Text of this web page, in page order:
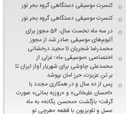
کنسرت موسیقی دستگاهی گروه بحر نور
کنسرت موسیقی دستگاهی گروه بحر نور
در سه ماه نخست سال، 56 مجوز برای
آلبوم‌های موسیقی صادر شد از مجوز
محمدرضا شجریان تا مجید درخشانی
اختصاصی «موسیقی ما»؛ غزلی از
محمدعلی چاوشی برای شهریار آواز ایران تا
بر تنِ عزيزت، حرزِ امان بپوشد
پس از ده سال و در همکاری مجدد با
«احسان علیخانی» و «روزبه بمانی» صورت
گرفت؛ بازگشت «محسن یگانه» به ماه
عسل و تلویزیون با قطعه «هرچی تو